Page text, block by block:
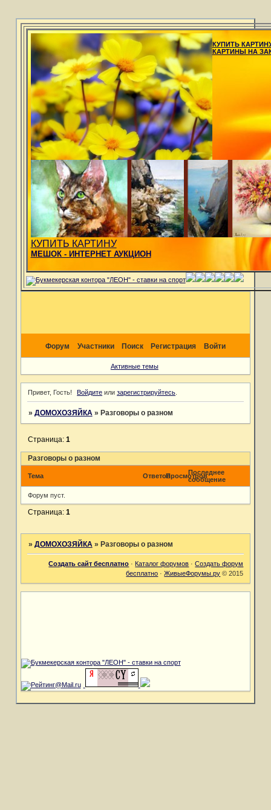
КУПИТЬ
КАРТИНЫ НА
КУПИТЬ КАРТИНУ
МЕШОК - ИНТЕРНЕТ АУКЦИОН
Форум Участники Поиск Регистрация Войти
Активные темы
Привет, Гость! Войдите илизарегистрируйтесь
» ДОМОХОЗЯЙКА » Разговоры о разном
Разговоры о разном
Страница: 1
Тема ОтветовПросмотровПоследнее
сообщение
Форум пуст.
Страница: 1
» ДОМОХОЗЯЙКА » Разговоры о разном
Создать сайт бесплатно ·Каталог форумов ·Создать форум
бесплатно ·ЖивыеФорумы.ру © 2015